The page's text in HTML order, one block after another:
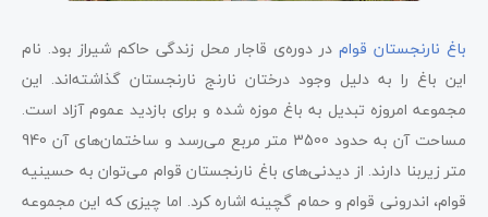
باغ نارنجستان قوامدر دوره‌ی قاجار محل زندگی حاکم شیراز بود. نام
این باغ را به دلیل وجود درختان نارنج نارنجستان گذاشته‌اند. این
مجموعه امروزه تبدیل به باغ موزه شده و برای بازدید عموم آزاد است.
مساحت آن به حدود 3500 متر مربع می‌رسد و ساختمان‌های آن 940
متر زیربنا دارند. از دیدنی‌های باغ نارنجستان قوام می‌توان به حسینیه
قوام، اندرونی قوام و حمام گچینه اشاره کرد. اما چیزی که این مجموعه